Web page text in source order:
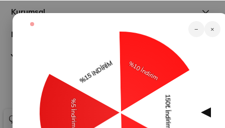
Kurumsal
Müşteri İlişkileri
Yardım
modamihram.com - Tüm Hakları Saklıdır.
Çerez Kullanımı
− ×